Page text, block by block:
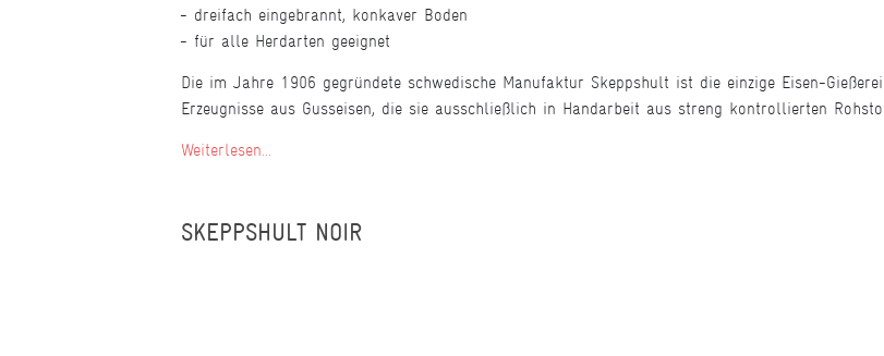
dreifach eingebrannt, konkaver Boden
für alle Herdarten geeignet
Die im Jahre 1906 gegründete schwedische Manufaktur Skeppshult ist die einzige Eisen-
Erzeugnisse aus Gusseisen, die sie ausschließlich in Handarbeit aus streng kontrollierten
Weiterlesen...
SKEPPSHULT NOIR